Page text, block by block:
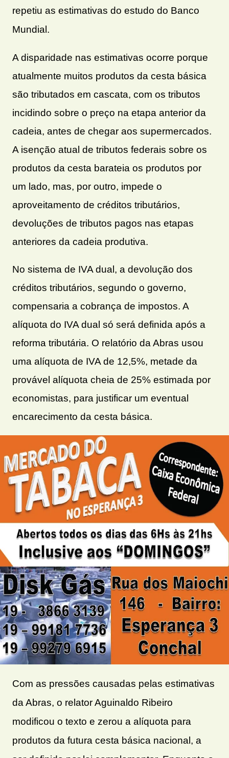
repetiu as estimativas do estudo do Banco
Mundial.
A disparidade nas estimativas ocorre porque
atualmente muitos produtos da cesta básica
são tributados em cascata, com os tributos
incidindo sobre o preço na etapa anterior da
cadeia, antes de chegar aos supermercados.
A isenção atual de tributos federais sobre os
produtos da cesta barateia os produtos por
um lado, mas, por outro, impede o
aproveitamento de créditos tributários,
devoluções de tributos pagos nas etapas
anteriores da cadeia produtiva.
No sistema de IVA dual, a devolução dos
créditos tributários, segundo o governo,
compensaria a cobrança de impostos. A
alíquota do IVA dual só será definida após a
reforma tributária. O relatório da Abras usou
uma alíquota de IVA de 12,5%, metade da
provável alíquota cheia de 25% estimada por
economistas, para justificar um eventual
encarecimento da cesta básica.
Com as pressões causadas pelas estimativas
da Abras, o relator Aguinaldo Ribeiro
modificou o texto e zerou a alíquota para
produtos da futura cesta básica nacional, a